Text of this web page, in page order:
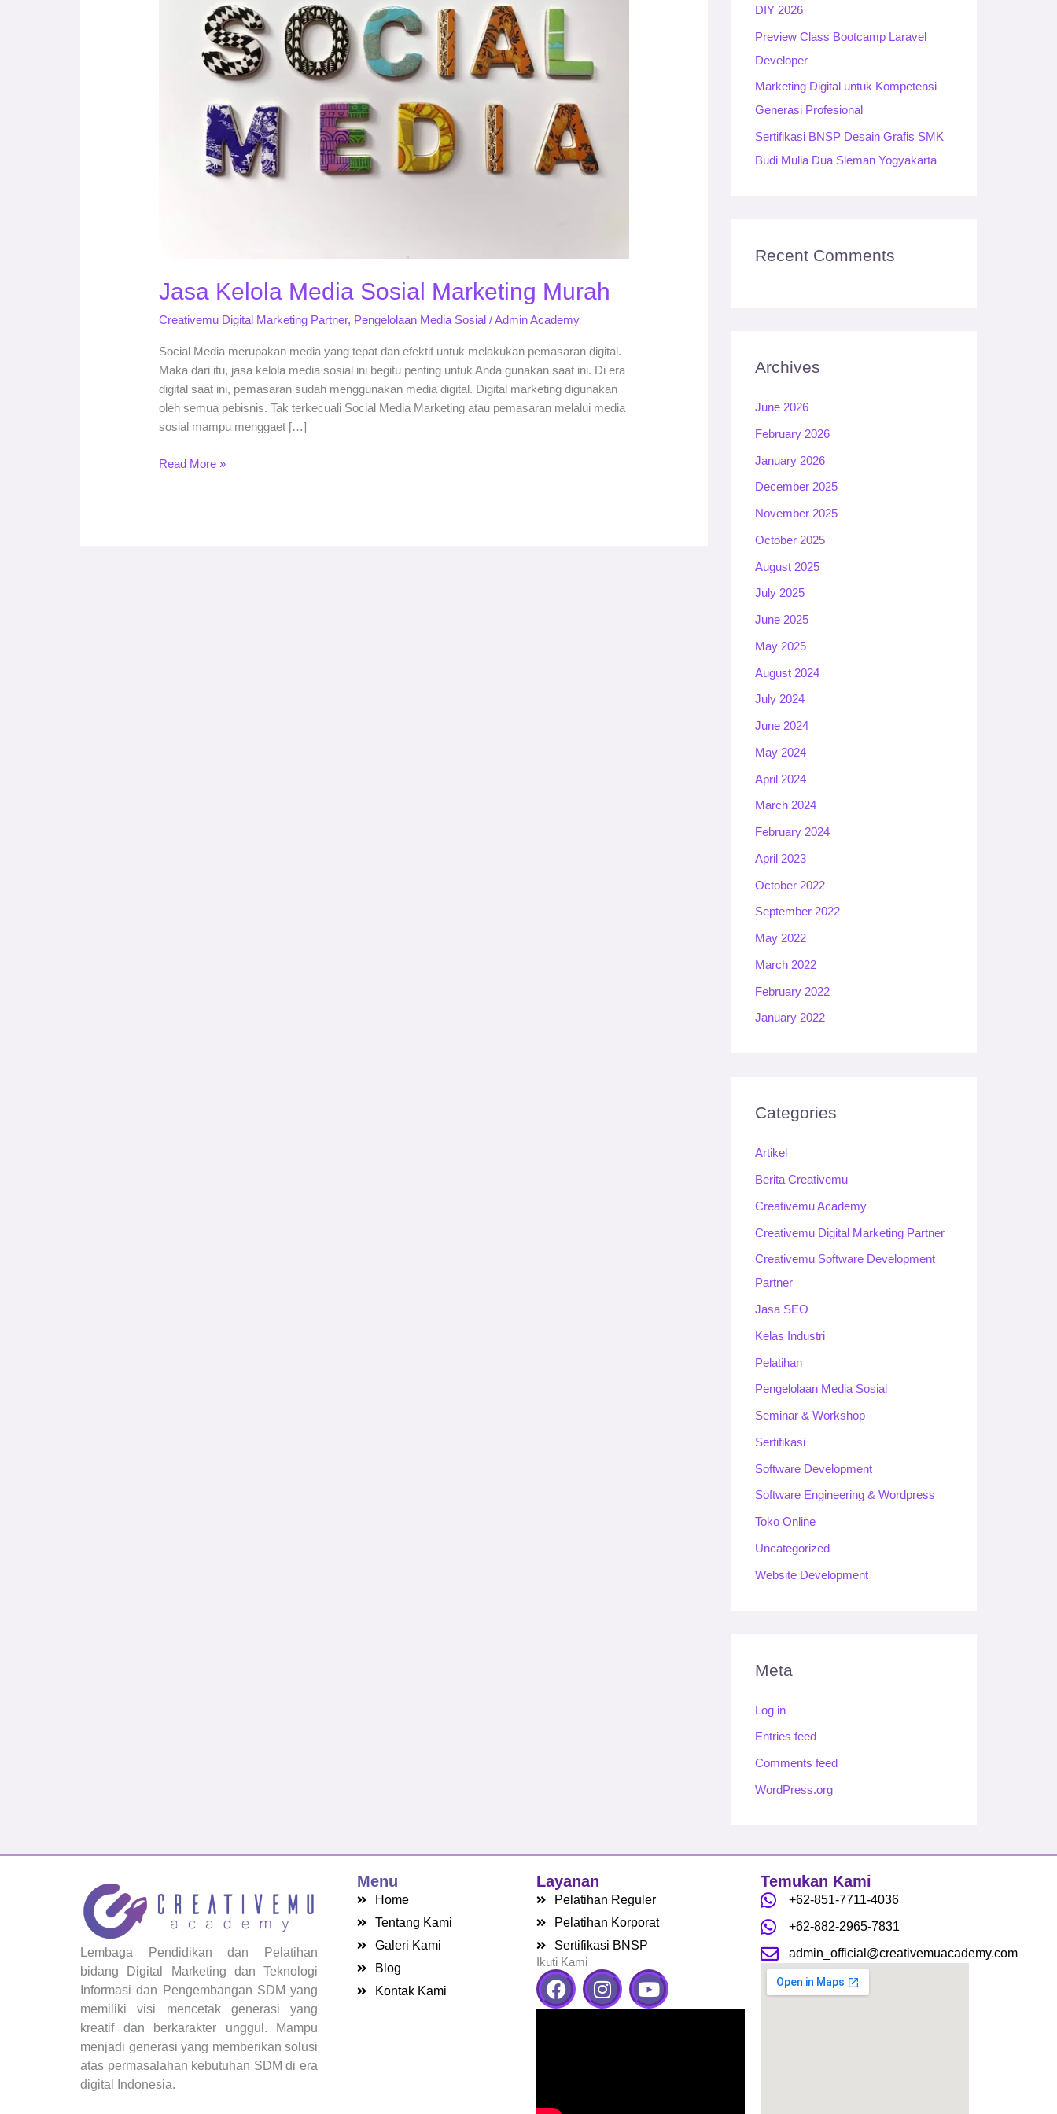
Jasa Kelola Media Sosial Marketing Murah
Creativemu Digital Marketing Partner, Pengelolaan Media Sosial /Admin Academy
Social Media merupakan media yang tepat dan efektif untuk melakukan pemasaran digital.
Maka dari itu, jasa kelola media sosial ini begitu penting untuk Anda gunakan saat ini. Di era
digital saat ini, pemasaran sudah menggunakan media digital. Digital marketing digunakan
oleh semua pebisnis. Tak terkecuali Social Media Marketing atau pemasaran melalui media
sosial mampu menggaet […]
Read More »
:DIY 2026
Preview Class Bootcamp Laravel
Developer
Marketing Digital untuk Kompetensi
Generasi Profesional
Sertifikasi BNSP Desain Grafis SMK
Budi Mulia Dua Sleman Yogyakarta
Recent Comments
Archives
June 2026
February 2026
January 2026
December 2025
November 2025
October 2025
August 2025
July 2025
June 2025
May 2025
August 2024
July 2024
June 2024
May 2024
April 2024
March 2024
February 2024
April 2023
October 2022
September 2022
May 2022
March 2022
February 2022
January 2022
Categories
Artikel
Berita Creativemu
Creativemu Academy
Creativemu Digital Marketing Partner
Creativemu Software Development
Partner
Jasa SEO
Kelas Industri
Pelatihan
Pengelolaan Media Sosial
Seminar & Workshop
Sertifikasi
Software Development
Software Engineering & Wordpress
Toko Online
Uncategorized
Website Development
Meta
Log in
Entries feed
Comments feed
WordPress.org
Lembaga Pendidikan dan Pelatihan
bidang Digital Marketing dan Teknologi
Informasi dan Pengembangan SDM yang
memiliki visi mencetak generasi yang
kreatif dan berkarakter unggul. Mampu
menjadi generasi yang memberikan solusi
atas permasalahan kebutuhan SDM di era
digital Indonesia.
Menu
Home
Tentang Kami
Galeri Kami
Blog
Kontak Kami
Layanan
Pelatihan Reguler
Pelatihan Korporat
Sertifikasi BNSP
Ikuti Kami
F
a
I
n
Y
o
Temukan Kami
+62-851-7711-4036
+62-882-2965-7831
admin_official@creativemuacademy.com